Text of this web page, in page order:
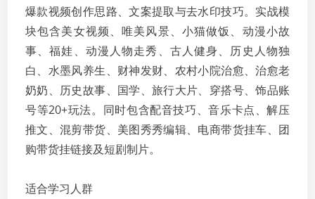
爆款视频创作思路、文案提取与去水印技巧。实战模
块包含美女视频、唯美风景、小猫做饭、动漫小故
事、福娃、动漫人物走秀、古人健身、历史人物独
白、水墨风养生、财神发财、农村小院治愈、治愈老
奶奶、历史故事、国学、旅行大片、穿搭号、饰品账
号等20+玩法。同时包含配音技巧、音乐卡点、解压
推文、混剪带货、美图秀秀编辑、电商带货挂车、团
购带货挂链接及短剧制片。
适合学习人群